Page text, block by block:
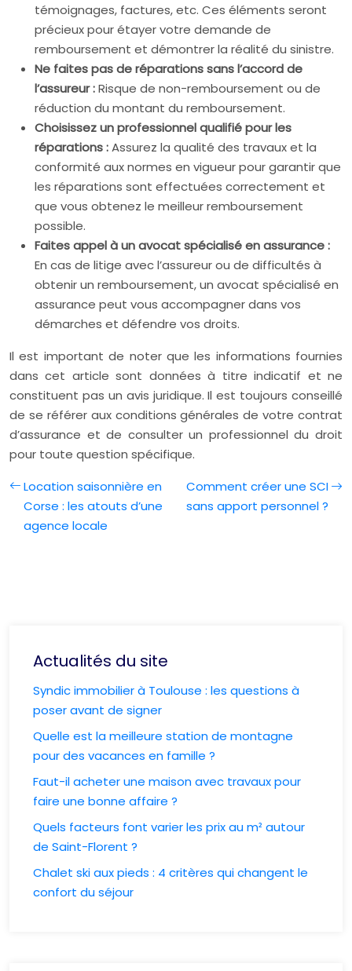
témoignages, factures, etc. Ces éléments seront
précieux pour étayer votre demande de
remboursement et démontrer la réalité du sinistre.
Ne faites pas de réparations sans l’accord de
l’assureur :Risque de non-remboursement ou de
réduction du montant du remboursement.
Choisissez un professionnel qualifié pour les
réparations :Assurez la qualité des travaux et la
conformité aux normes en vigueur pour garantir que
les réparations sont effectuées correctement et
que vous obtenez le meilleur remboursement
possible.
Faites appel à un avocat spécialisé en assurance :
En cas de litige avec l’assureur ou de difficultés à
obtenir un remboursement, un avocat spécialisé en
assurance peut vous accompagner dans vos
démarches et défendre vos droits.
Il est important de noter que les informations fournies
dans cet article sont données à titre indicatif et ne
constituent pas un avis juridique. Il est toujours conseillé
de se référer aux conditions générales de votre contrat
d’assurance et de consulter un professionnel du droit
pour toute question spécifique.
Location saisonnière en
Corse : les atouts d’une
agence locale
Comment créer une SCI
sans apport personnel ?
Actualités du site
Syndic immobilier à Toulouse : les questions à
poser avant de signer
Quelle est la meilleure station de montagne
pour des vacances en famille ?
Faut-il acheter une maison avec travaux pour
faire une bonne affaire ?
Quels facteurs font varier les prix au m² autour
de Saint-Florent ?
Chalet ski aux pieds : 4 critères qui changent le
confort du séjour